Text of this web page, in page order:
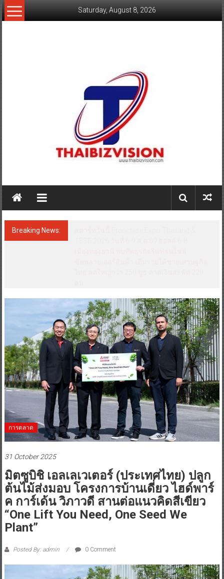
Skip
to
Saturday, August 8, 2026
Breaking News:
การตลาด
31 October 2025
มิตซูบิชิ เอลเลเวเตอร์ (ประเทศไทย) ปลูก
ต้นไม้ส่งมอบ โครงการบ้านเดี่ยว ไฮด์พาร์
ค การ์เด้น วิภาวดี สานต่อแนวคิดสีเขียว
“One Lift You Need, One Seed We
Plant”
Posted By: admin 0 Comment